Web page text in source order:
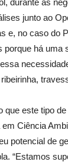
durante as
junto ao
e, no caso do
há
que este tipo
Ciência
potencial de
“Estamos